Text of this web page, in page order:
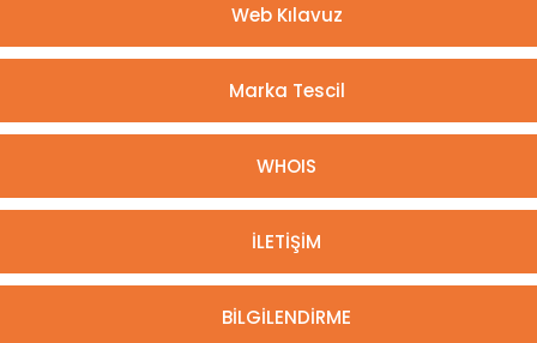
Web Kılavuz
Marka Tescil
WHOIS
İLETİŞİM
BİLGİLENDİRME